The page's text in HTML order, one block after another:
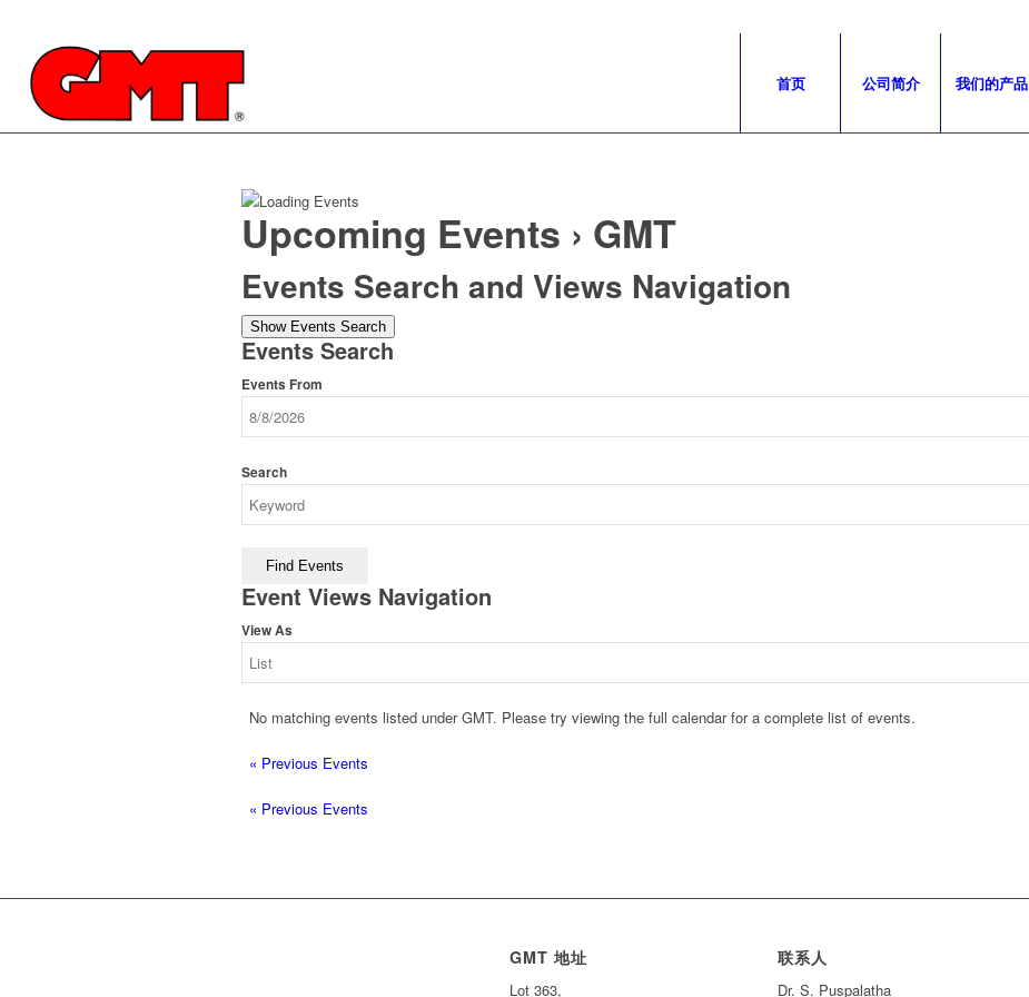
首页 公司简介 我们的产品
Upcoming Events › GMT
Events Search and Views Navigation
Show Events Search
Events Search
Events From
Search
Event Views Navigation
View As
No matching events listed under GMT. Please try viewing the full calendar for a complete list of events.
« Previous Events
« Previous Events
GMT 地址
Lot 363,
联系人
Dr. S. Puspalatha